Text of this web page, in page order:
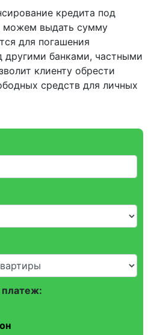
кредита под
выдать сумму
для погашения
другими банками, частными
клиенту обрести
средств для личных